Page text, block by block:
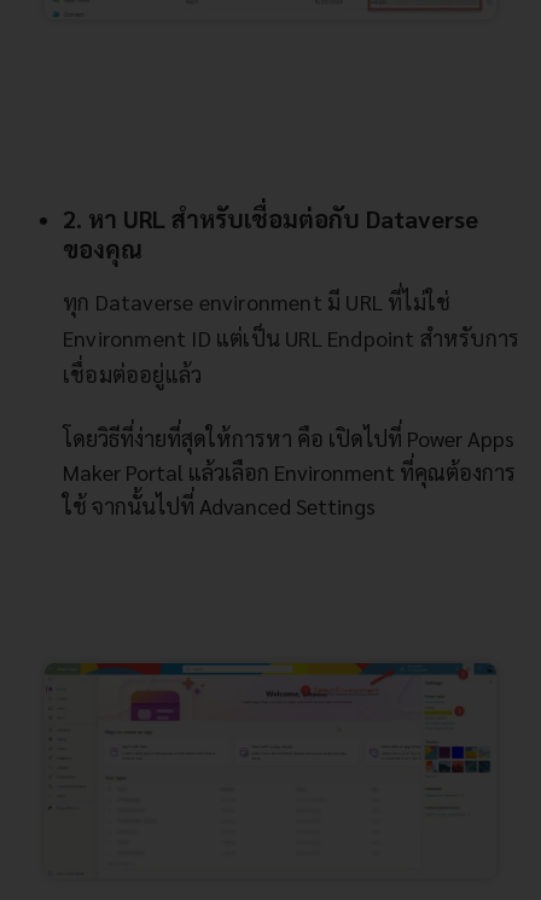
2. หา URL สำหรับเชื่อมต่อกับ Dataverse
ของคุณ
ทุก Dataverse environment มี URL ที่ไม่ใช่
Environment ID แต่เป็น URL Endpoint สำหรับการ
เชื่อมต่ออยู่แล้ว
โดยวิธีที่ง่ายที่สุดให้การหา คือ เปิดไปที่ Power Apps
Maker Portal แล้วเลือก Environment ที่คุณต้องการ
ใช้ จากนั้นไปที่ Advanced Settings